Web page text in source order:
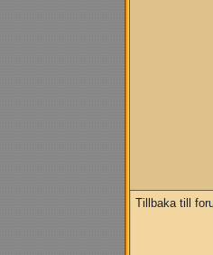
Tillbaka till